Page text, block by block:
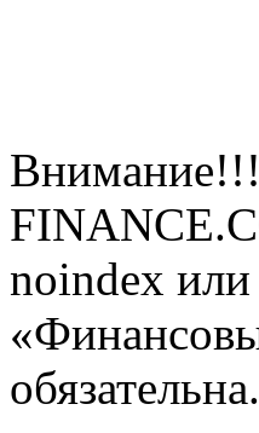
Внимание!!!
noindex
обязательна.